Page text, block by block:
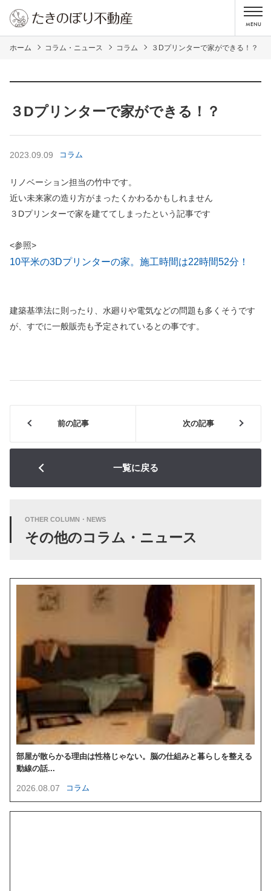
ホーム コラム・ニュース コラム ３Dプリンターで家ができる！？
３Dプリンターで家ができる！？
2023.09.09 コラム
リノベーション担当の竹中です。
近い未来家の造り方がまったくかわるかもしれません
３Dプリンターで家を建ててしまったという記事です
<参照>
10平米の3Dプリンターの家。施工時間は22時間52分！
建築基準法に則ったり、水廻りや電気などの問題も多くそうです
が、すでに一般販売も予定されているとの事です。
前の記事
一覧に戻る
次の記事
OTHER COLUMN・NEWS
その他のコラム・ニュース
部屋が散らかる理由は性格じゃない。脳の仕組みと暮らしを整える
動線の話...
2026.08.07 コラム